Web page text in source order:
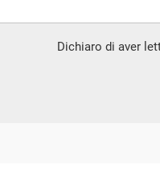
Dichiaro di aver